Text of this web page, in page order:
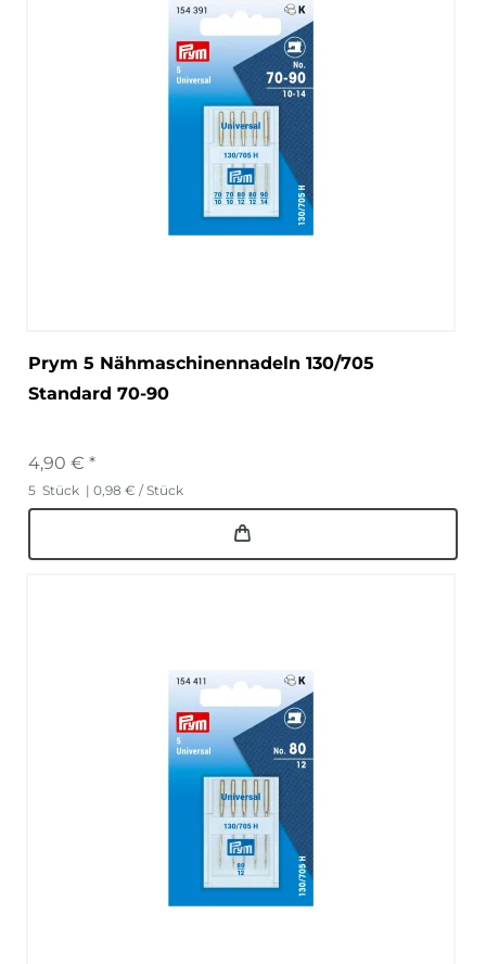
Prym 5 Nähmaschinennadeln 130/705
Standard 70-90
4,90 € *
5 Stück | 0,98 € / Stück